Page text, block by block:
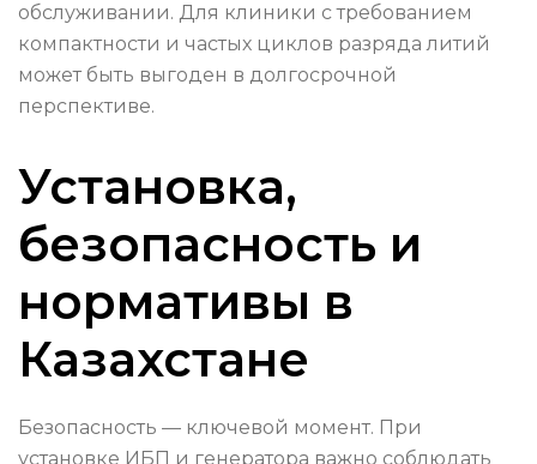
обслуживании. Для клиники с требованием
компактности и частых циклов разряда литий
может быть выгоден в долгосрочной
перспективе.
Установка,
безопасность и
нормативы в
Казахстане
Безопасность — ключевой момент. При
установке ИБП и генератора важно соблюдать